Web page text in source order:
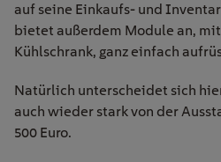
auf seine Einkaufs- und
bietet außerdem Module an,
Kühlschrank, ganz einfach
Natürlich unterscheidet sich
auch wieder stark von der
500 Euro.